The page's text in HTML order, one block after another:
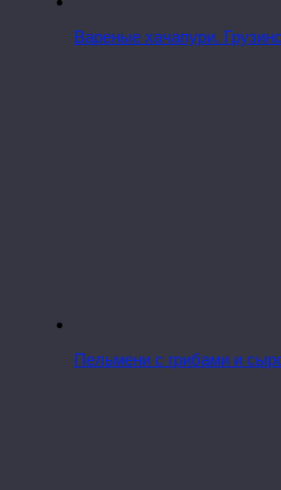
Вареные хачапури.
Пельмени с грибами и